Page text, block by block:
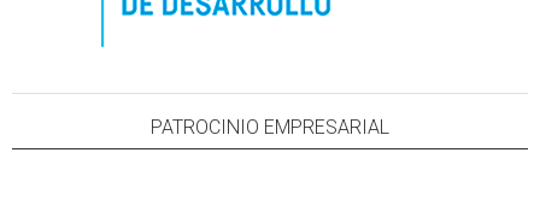
PATROCINIO EMPRESARIAL